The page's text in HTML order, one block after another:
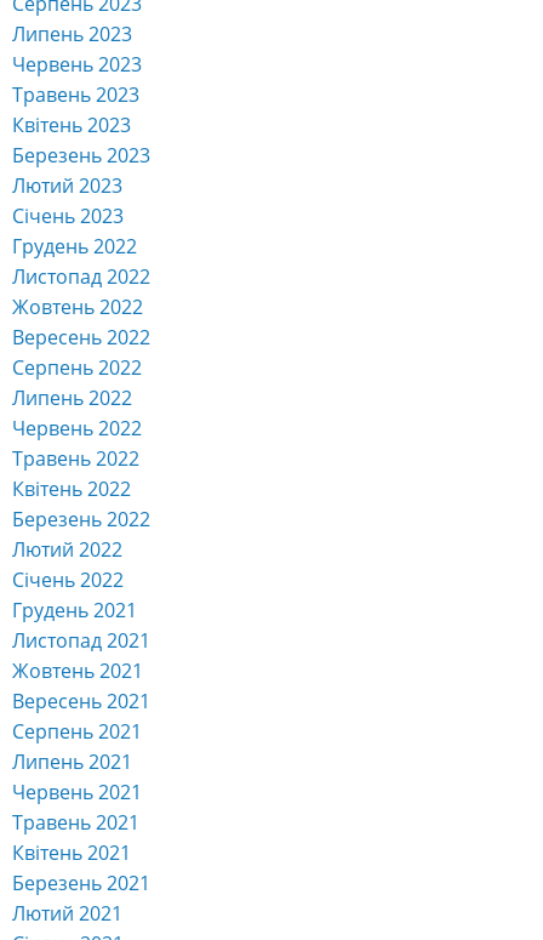
Липень 2023
Червень 2023
Травень 2023
Квітень 2023
Березень 2023
Лютий 2023
Січень 2023
Грудень 2022
Листопад 2022
Жовтень 2022
Вересень 2022
Серпень 2022
Липень 2022
Червень 2022
Травень 2022
Квітень 2022
Березень 2022
Лютий 2022
Січень 2022
Грудень 2021
Листопад 2021
Жовтень 2021
Вересень 2021
Серпень 2021
Липень 2021
Червень 2021
Травень 2021
Квітень 2021
Березень 2021
Лютий 2021
Січень 2021